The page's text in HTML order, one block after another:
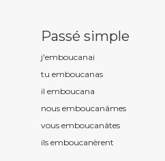
Passé simple
j'emboucanai
tu emboucanas
il emboucana
nous emboucanâmes
vous emboucanâtes
ils emboucanèrent